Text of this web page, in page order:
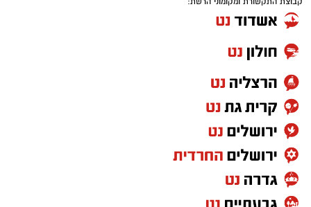
יש לכם מידע חשוב שטרם נחשף? צילומים מאירוע
אותנו